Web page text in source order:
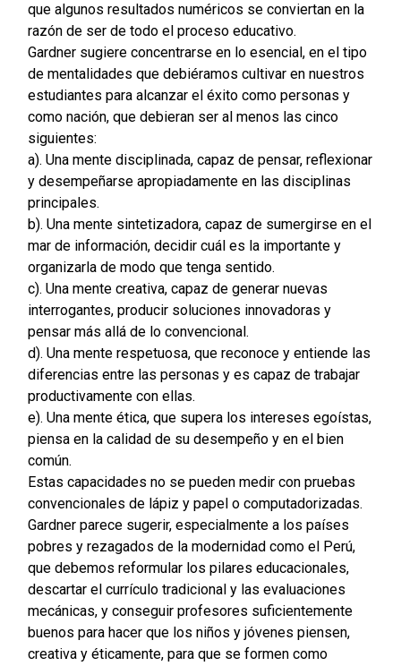
que algunos resultados numéricos se conviertan en la
razón de ser de todo el proceso educativo.
Gardner sugiere concentrarse en lo esencial, en el tipo
de mentalidades que debiéramos cultivar en nuestros
estudiantes para alcanzar el éxito como personas y
como nación, que debieran ser al menos las cinco
siguientes:
a). Una mente disciplinada, capaz de pensar, reflexionar
y desempeñarse apropiadamente en las disciplinas
principales.
b). Una mente sintetizadora, capaz de sumergirse en el
mar de información, decidir cuál es la importante y
organizarla de modo que tenga sentido.
c). Una mente creativa, capaz de generar nuevas
interrogantes, producir soluciones innovadoras y
pensar más allá de lo convencional.
d). Una mente respetuosa, que reconoce y entiende las
diferencias entre las personas y es capaz de trabajar
productivamente con ellas.
e). Una mente ética, que supera los intereses egoístas,
piensa en la calidad de su desempeño y en el bien
común.
Estas capacidades no se pueden medir con pruebas
convencionales de lápiz y papel o computadorizadas.
Gardner parece sugerir, especialmente a los países
pobres y rezagados de la modernidad como el Perú,
que debemos reformular los pilares educacionales,
descartar el currículo tradicional y las evaluaciones
mecánicas, y conseguir profesores suficientemente
buenos para hacer que los niños y jóvenes piensen,
creativa y éticamente, para que se formen como